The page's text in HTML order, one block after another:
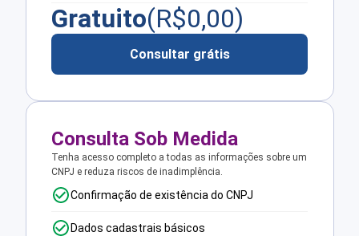
Gratuito(R$0,00)
Consultar grátis
Consulta Sob Medida
Tenha acesso completo a todas as informações sobre um
CNPJ e reduza riscos de inadimplência.
Confirmação de existência do CNPJ
Dados cadastrais básicos